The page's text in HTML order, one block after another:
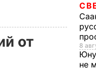
от
8
не